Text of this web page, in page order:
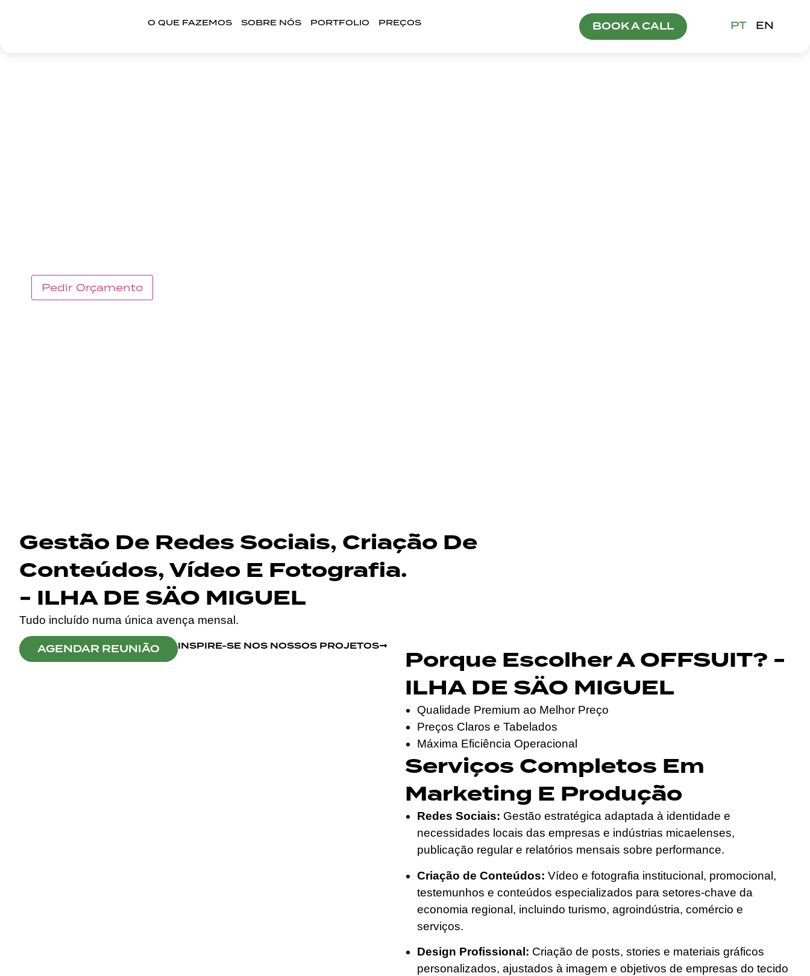
O QUE FAZEMOS SOBRE NÓS PORTFOLIO PREÇOS BOOK A CALL PT EN
Pedir Orçamento
Gestão De Redes Sociais, Criação De
Conteúdos, Vídeo E Fotografia.
- ILHA DE SÄO MIGUEL
Tudo incluído numa única avença mensal.
AGENDAR REUNIÃO INSPIRE-SE NOS NOSSOS PROJETOS
Porque Escolher A OFFSUIT? -
ILHA DE SÄO MIGUEL
Qualidade Premium ao Melhor Preço
Preços Claros e Tabelados
Máxima Eficiência Operacional
Serviços Completos Em
Marketing E Produção
Redes Sociais: Gestão estratégica adaptada à identidade e
necessidades locais das empresas e indústrias micaelenses,
publicação regular e relatórios mensais sobre performance.
Criação de Conteúdos: Vídeo e fotografia institucional, promocional,
testemunhos e conteúdos especializados para setores-chave da
economia regional, incluindo turismo, agroindústria, comércio e
serviços.
Design Profissional: Criação de posts, stories e materiais gráficos
personalizados, ajustados à imagem e objetivos de empresas do tecido